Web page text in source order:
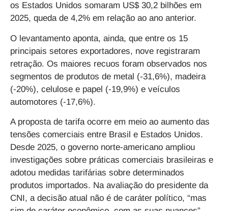
os Estados Unidos somaram US$ 30,2 bilhões em
2025, queda de 4,2% em relação ao ano anterior.
O levantamento aponta, ainda, que entre os 15
principais setores exportadores, nove registraram
retração. Os maiores recuos foram observados nos
segmentos de produtos de metal (-31,6%), madeira
(-20%), celulose e papel (-19,9%) e veículos
automotores (-17,6%).
A proposta de tarifa ocorre em meio ao aumento das
tensões comerciais entre Brasil e Estados Unidos.
Desde 2025, o governo norte-americano ampliou
investigações sobre práticas comerciais brasileiras e
adotou medidas tarifárias sobre determinados
produtos importados. Na avaliação do presidente da
CNI, a decisão atual não é de caráter político, “mas